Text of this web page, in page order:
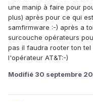
une manip à faire pour
plus) après pour ce qui
samfirmware :-) après a
surcouche opérateurs
pas il faudra rooter ton
l'opérateur AT&T:-)
Modifié 30 septembre